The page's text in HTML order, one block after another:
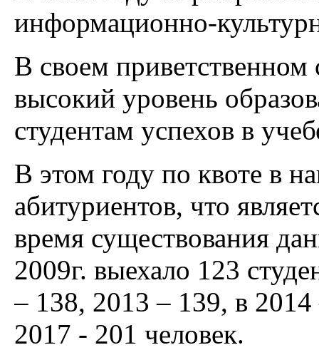
информационно-
В своем
высокий уровень
студентам успехов в
В этом году по квоте в
абитуриентов, что
время существования
2009г. выехало 123
– 138, 2013 – 139, в
2017 - 201 человек.